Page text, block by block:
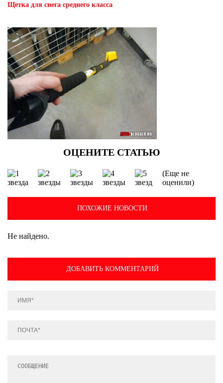
Щетка для снега среднего класса
(Еще не
оценили)
ПОХОЖИЕ НОВОСТИ
Не найдено.
ДОБАВИТЬ КОММЕНТАРИЙ